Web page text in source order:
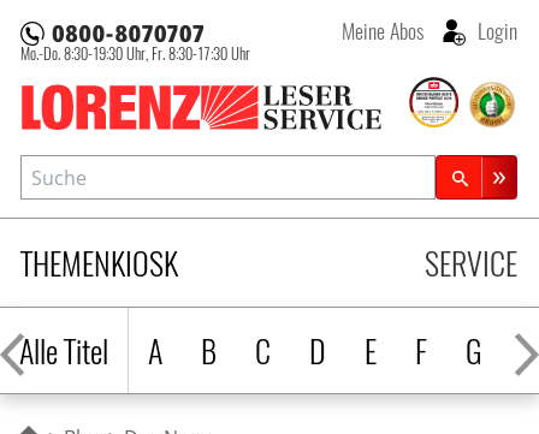
Lorenz Leserservice
Mo.-Do. 8:30-19:30 Uhr, Fr. 8:30-17:30 Uhr
Meine Abos Login
THEMENKIOSK
Alle Titel
A B C D E F G H
SERVICE
Suche
Zeitschriftensuche